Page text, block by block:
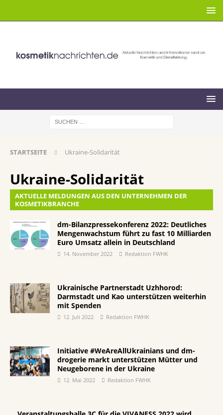
STARTSEITE Ukraine-Solidarität
Ukraine-Solidarität
AKTUELLE MELDUNGEN AUS DEN UNTERNEHMEN DER
KOSMETIKBRANCHE
dm-Bilanzpressekonferenz 2022: Deutliches
Mengenwachstum führt zu fast 10 Milliarden
Euro Umsatz allein in Deutschland
14. November 2022 Redaktion FWHK
Ukrainische Partnerstadt Uzhhorod:
Darmstadt und Kao unterstützen weiterhin
mit Spenden
12. Juli 2022 Redaktion FWHK
Initiative #WeAreAllUkrainians und dm-
drogerie markt unterstützen Mütter und
Neugeborene in der Ukraine
12. Mai 2022 Redaktion FWHK